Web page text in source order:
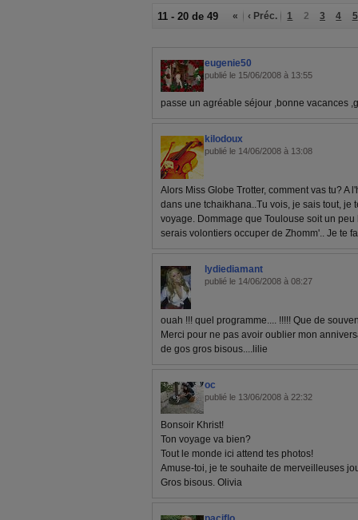
11 - 20 de 49 « ‹ Préc. 1 2 3 4 5
eugenie50
publié le 15/06/2008 à 13:55
passe un agréable séjour ,bonne vacances
kilodoux
publié le 14/06/2008 à 13:08
Alors Miss Globe Trotter, comment vas tu? A
dans une tchaikhana..Tu vois, je sais tout, je
voyage. Dommage que Toulouse soit un
serais volontiers occuper de Zhomm'.. Je te
lydiediamant
publié le 14/06/2008 à 08:27
ouah !!! quel programme.... !!!!! Que de
Merci pour ne pas avoir oublier mon
de gos gros bisous....lilie
oc
publié le 13/06/2008 à 22:32
Bonsoir Khrist!
Ton voyage va bien?
Tout le monde ici attend tes photos!
Amuse-toi, je te souhaite de merveilleuses
Gros bisous. Olivia